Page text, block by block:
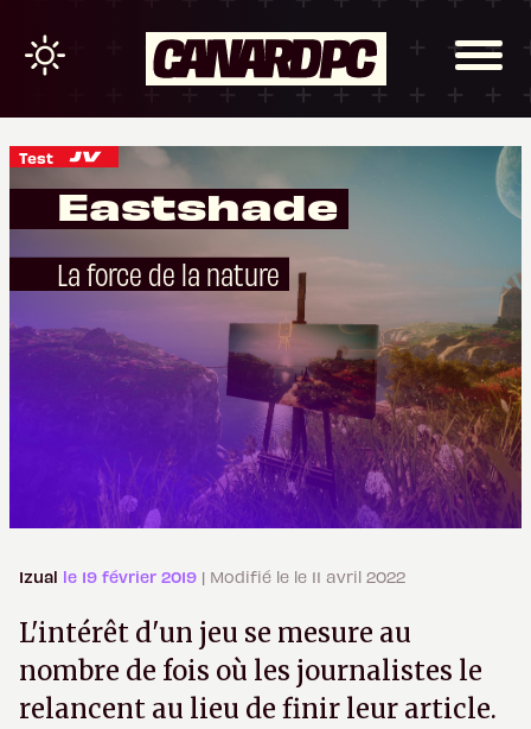
Test
Eastshade
La force de la nature
Izual le 19 février 2019 | Modifié le le 11 avril 2022
L'intérêt d'un jeu se mesure au
nombre de fois où les journalistes le
relancent au lieu de finir leur article.